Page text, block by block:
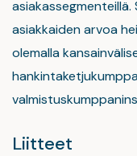
asiakkaiden arvoa
olemalla
Liitteet